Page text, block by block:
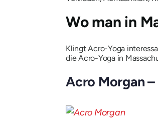
Wo man in
Klingt Acro-Yoga
die Acro-Yoga in
Acro Morgan